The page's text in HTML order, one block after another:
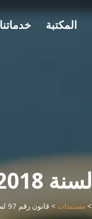
خدماتنا المكتبة
> مستندات > قانون رقم 97 لسنة 2018